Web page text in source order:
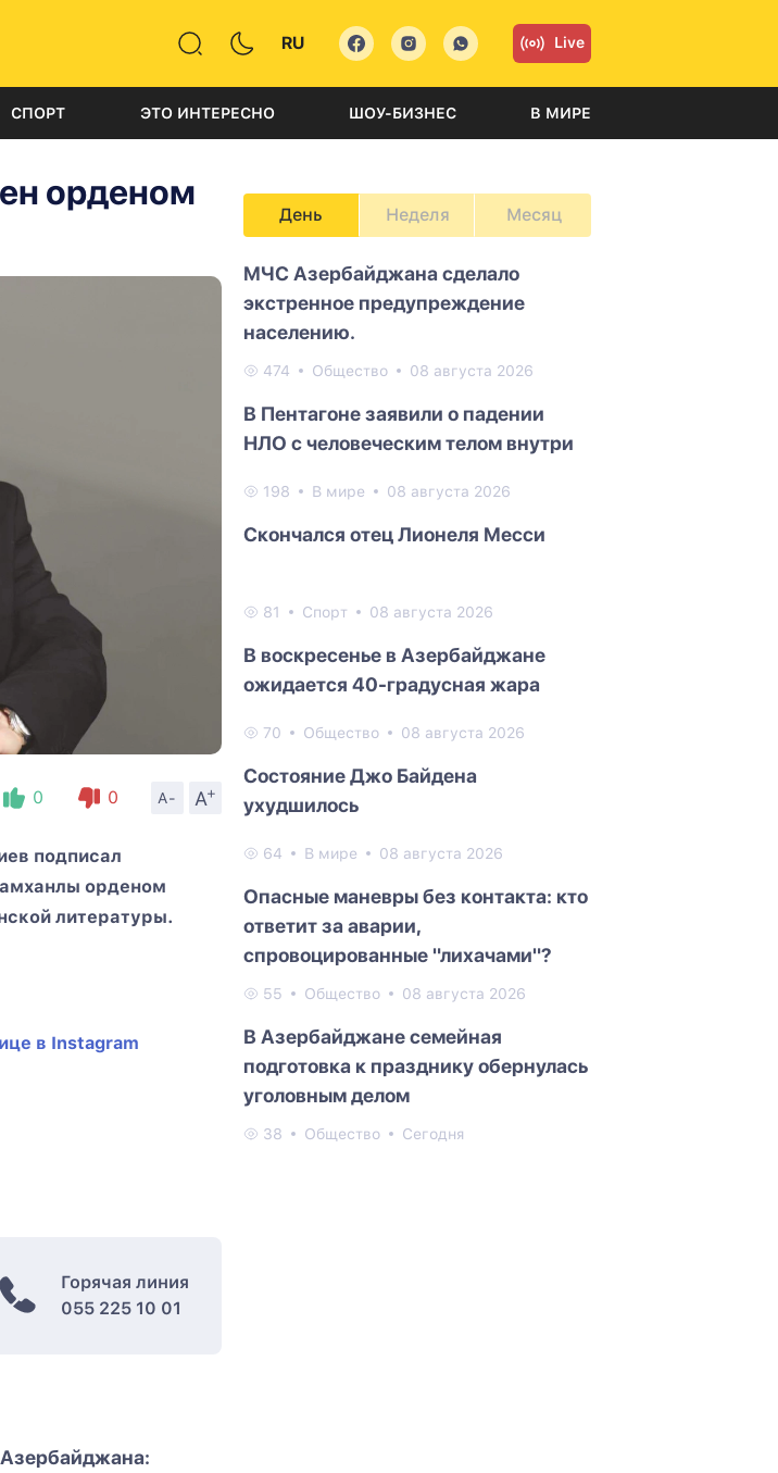
RU Live
СПОРТ ЭТО ИНТЕРЕСНО ШОУ-БИЗНЕС В МИРЕ
орденом
0 0 A- A
+
подписал
орденом
литературы.
в Instagram
Горячая линия
055 225 10 01
День Неделя Месяц
МЧС Азербайджана сделало
экстренное предупреждение
населению.
474 Общество 08 августа 2026
В Пентагоне заявили о падении
НЛО с человеческим телом внутри
198 В мире 08 августа 2026
Скончался отец Лионеля Месси
81 Спорт 08 августа 2026
В воскресенье в Азербайджане
ожидается 40-градусная жара
70 Общество 08 августа 2026
Состояние Джо Байдена
ухудшилось
64 В мире 08 августа 2026
Опасные маневры без контакта: кто
ответит за аварии,
спровоцированные "лихачами"?
55 Общество 08 августа 2026
В Азербайджане семейная
подготовка к празднику обернулась
уголовным делом
38 Общество Сегодня